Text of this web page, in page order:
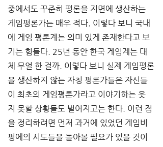
중에서도 꾸준히 평론을 지면에 생산하는
게임평론가는 매우 적다. 이렇다 보니 국내
에 게임 평론계는 의미 있게 존재한다고 보
기는 힘들다. 25년 동안 한국 게임계는 대
체 무얼 한 걸까. 이렇다 보니 실제 게임평론
을 생산하지 않는 자칭 평론가들은 자신들
이 최초의 게임평론가라고 이야기하는 웃
지 못할 상황들도 벌어지고는 한다. 이런 점
을 정리하려면 먼저 과거에 있었던 게임비
평에의 시도들을 돌아볼 필요가 있을 것이